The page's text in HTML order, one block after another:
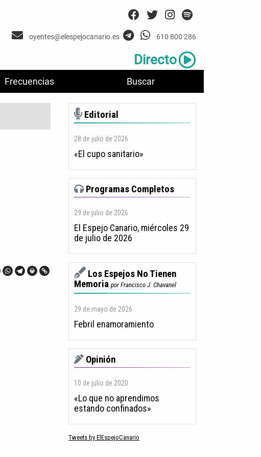
Frecuencias Buscar
oyentes@elespejocanario.es 610 800 286
Directo
Editorial
28 de julio de 2026
«El cupo sanitario»
Programas Completos
29 de julio de 2026
El Espejo Canario, miércoles 29
de julio de 2026
Los Espejos No Tienen
Memoria por Francisco J. Chavanel
29 de mayo de 2026
Febril enamoramiento
Opinión
10 de julio de 2020
«Lo que no aprendimos
estando confinados»
Tweets by ElEspejoCanario